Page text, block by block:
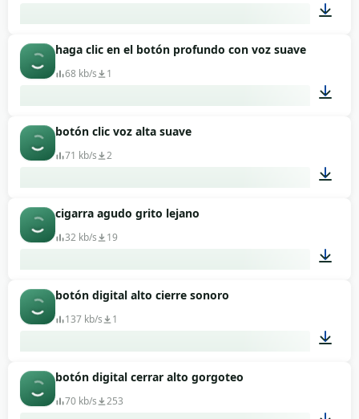
00:02
haga clic en el botón profundo con voz suave
68 kb/s 1
botón clic voz alta suave
71 kb/s 2
cigarra agudo grito lejano
32 kb/s 19
botón digital alto cierre sonoro
137 kb/s 1
botón digital cerrar alto gorgoteo
70 kb/s 253